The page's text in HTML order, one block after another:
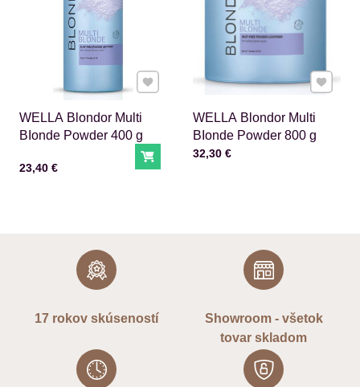
WELLA Blondor Multi
BIonde Powder 400 g
Cena s DPH
23,40 € Do košíka
Pridať k Obľúbeným
WELLA Blondor Multi
BIonde Powder 800 g
Cena s DPH
32,30 €
Pridať k
17 rokov skúseností
Showroom - všetok
tovar skladom